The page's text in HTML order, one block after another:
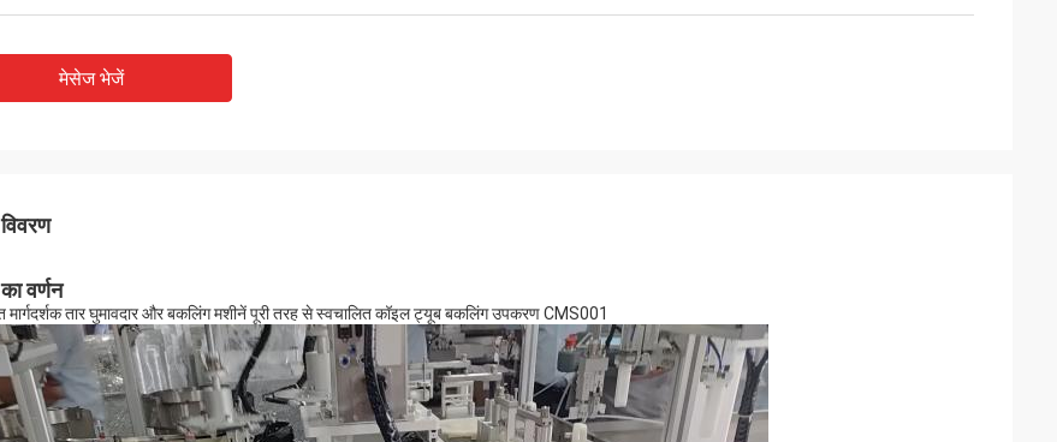
मेसेज भेजें
वर्णन
मार्गदर्शक तार घुमावदार और बकलिंग मशीनें पूरी तरह से स्वचालित कॉइल ट्यूब बकलिंग उपकरण CMS001